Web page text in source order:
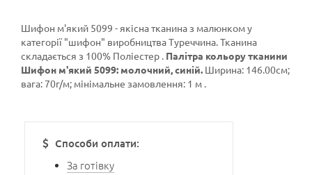
Шифон м'який 5099 - якісна тканина з малюнком у
категорії "шифон" виробництва Туреччина. Тканина
складається з 100% Поліестер . Палітра кольору тканини
Шифон м'який 5099: молочний, синій. Ширина: 146.00см;
вага: 70г/м; мінімальне замовлення: 1 м .
Способи оплати:
За готівку